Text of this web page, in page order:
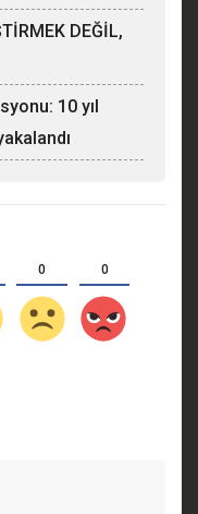
DEĞİL,
10 yıl
0 0